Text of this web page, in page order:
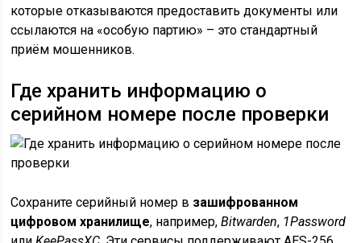
которые отказываются предоставить документы или
ссылаются на «особую партию» – это стандартный
приём мошенников.
Где хранить информацию о
серийном номере после проверки
Сохраните серийный номер в зашифрованном
цифровом хранилище, например,Bitwarden, 1Password